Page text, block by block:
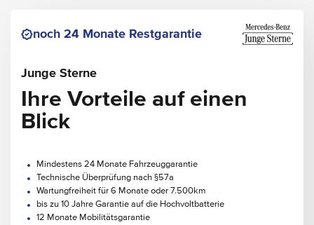
noch 24 Monate Restgarantie
Junge Sterne
Ihre Vorteile auf einen
Blick
Mindestens 24 Monate Fahrzeuggarantie
Technische Überprüfung nach §57a
Wartungfreiheit für 6 Monate oder 7.500km
bis zu 10 Jahre Garantie auf die Hochvoltbatterie
12 Monate Mobilitätsgarantie